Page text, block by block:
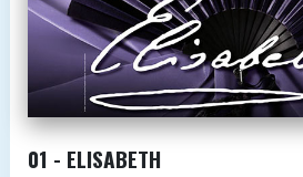
01 - ELISABETH